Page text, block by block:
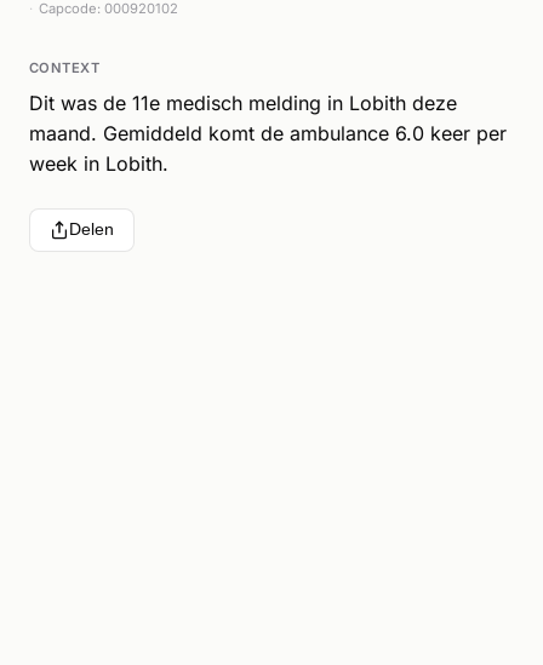
Capcode: 000920102
CONTEXT
Dit was de 11e medisch melding in Lobith deze
maand. Gemiddeld komt de ambulance 6.0 keer per
week in Lobith.
Delen